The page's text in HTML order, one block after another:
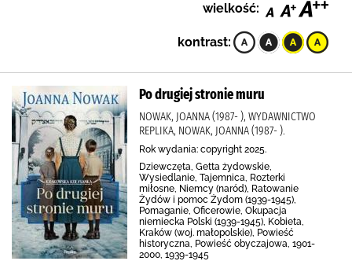
wielkość:
kontrast:
Po drugiej stronie muru
NOWAK, JOANNA (1987- ), WYDAWNICTWO
REPLIKA, NOWAK, JOANNA (1987- ).
Rok wydania: copyright 2025.
Dziewczęta, Getta żydowskie,
Wysiedlanie, Tajemnica, Rozterki
miłosne, Niemcy (naród), Ratowanie
Żydów i pomoc Żydom (1939-1945),
Pomaganie, Oficerowie, Okupacja
niemiecka Polski (1939-1945), Kobieta,
Kraków (woj. małopolskie), Powieść
historyczna, Powieść obyczajowa, 1901-
2000, 1939-1945